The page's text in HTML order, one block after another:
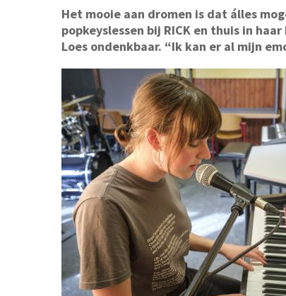
Het mooie aan dromen is dat álles
popkeyslessen bij RICK en thuis in
Loes ondenkbaar. “Ik kan er al mijn